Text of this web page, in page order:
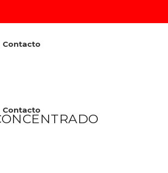
Contacto
Contacto